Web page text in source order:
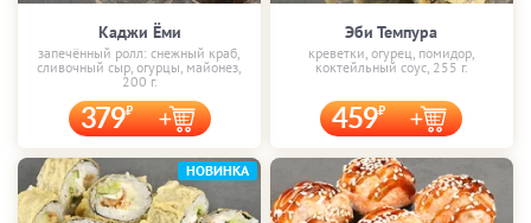
Каджи Ёми
запечённый ролл: снежный краб,
сливочный сыр, огурцы, майонез,
200 г.
379
Эби Темпура
креветки, огурец, помидор,
коктейльный соус, 255 г.
459
НОВИНКА